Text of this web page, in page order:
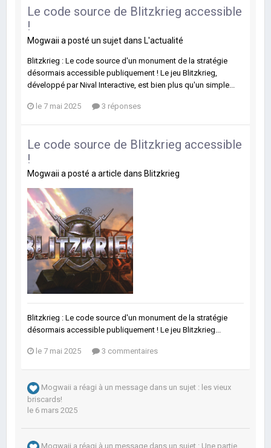
Le code source de Blitzkrieg accessible
!
Mogwaii a posté un sujet dans L'actualité
Blitzkrieg : Le code source d'un monument de la stratégie
désormais accessible publiquement ! Le jeu Blitzkrieg,
développé par Nival Interactive, est bien plus qu'un simple...
le 7 mai 2025 3 réponses
Le code source de Blitzkrieg accessible
!
Mogwaii a posté a article dans Blitzkrieg
Blitzkrieg : Le code source d'un monument de la stratégie
désormais accessible publiquement ! Le jeu Blitzkrieg...
le 7 mai 2025 3 commentaires
Mogwaii a réagi à un message dans un sujet : les vieux
briscards!
le 6 mars 2025